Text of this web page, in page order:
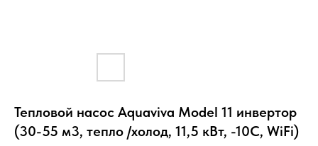
Тепловой насос Aquaviva Model 11 инвертор
(30-55 м3, тепло /холод, 11,5 кВт, -10С, WiFi)